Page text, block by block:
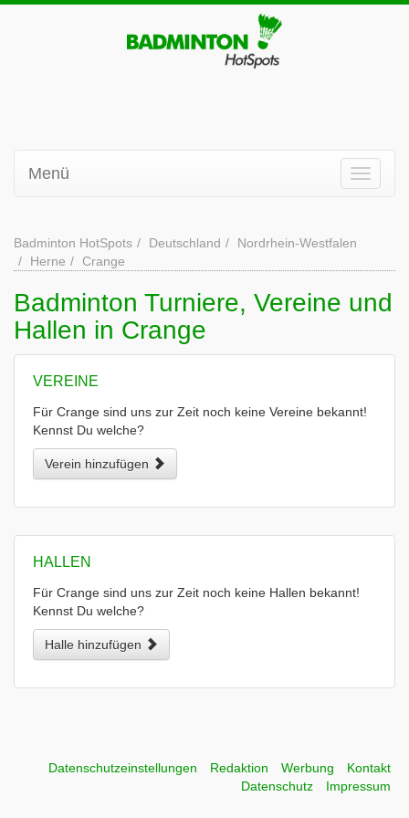
Menü
Badminton HotSpots Deutschland
Nordrhein-Westfalen
Herne
Crange
Badminton Turniere, Vereine und
Hallen in Crange
VEREINE
Für Crange sind uns zur Zeit noch keine Vereine bekannt!
Kennst Du welche?
Verein hinzufügen
HALLEN
Für Crange sind uns zur Zeit noch keine Hallen bekannt!
Kennst Du welche?
Halle hinzufügen
Datenschutzeinstellungen Redaktion Werbung
Kontakt
Datenschutz
Impressum